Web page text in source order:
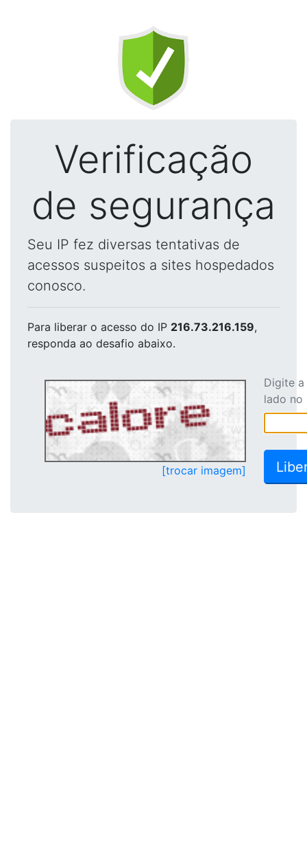
Verificação
de segurança
Seu IP fez diversas tentativas de
acessos suspeitos a sites hospedados
conosco.
Para liberar o acesso do IP 216.73.216.159,
responda ao desafio abaixo.
[trocar imagem]
Digite
lado no